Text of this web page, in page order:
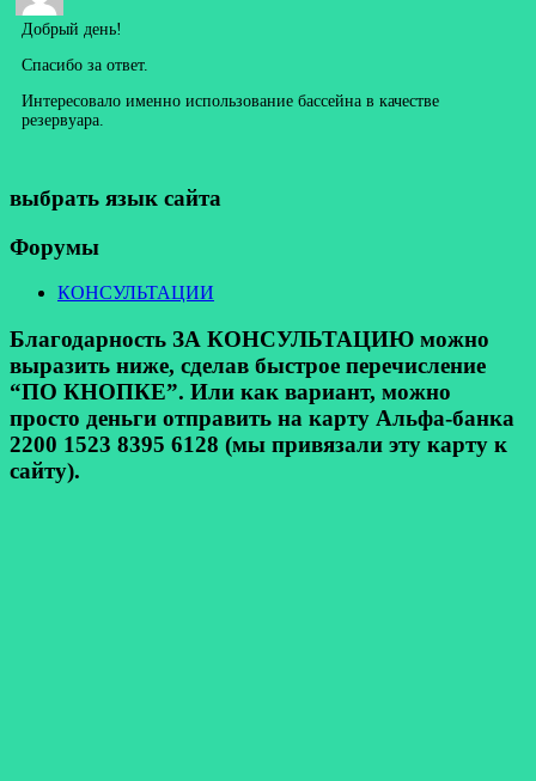
Добрый день!
Спасибо за ответ.
Интересовало именно использование бассейна в качестве
резервуара.
выбрать язык сайта
Форумы
КОНСУЛЬТАЦИИ
Благодарность ЗА КОНСУЛЬТАЦИЮ можно
выразить ниже, сделав быстрое перечисление
“ПО КНОПКЕ”. Или как вариант, можно
просто деньги отправить на карту Альфа-банка
2200 1523 8395 6128 (мы привязали эту карту к
сайту).